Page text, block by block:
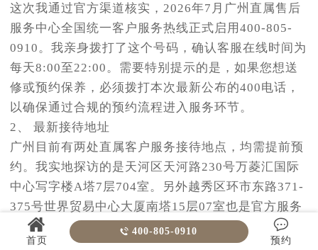
这次我通过官方渠道核实，2026年7月广州直属售后
服务中心全国统一客户服务热线正式启用400-805-
0910。我亲身拨打了这个号码，确认客服在线时间为
每天8:00至22:00。需要特别提示的是，如果您想送
修或预约保养，必须拨打本次最新公布的400电话，
以确保通过合规的预约流程进入服务环节。
2、 最新接待地址
广州目前有两处直属客户服务接待地点，均需提前预
约。我实地探访的是天河区天河路230号万菱汇国际
中心写字楼A塔7层704室。另外越秀区环市东路371-
375号世界贸易中心大厦南塔15层07室也是官方服务
点。需要特别提示：请务必前往2026年7月最新公布
的这两个地址，不要跑错地方。

首页
 400-805-0910 
预约